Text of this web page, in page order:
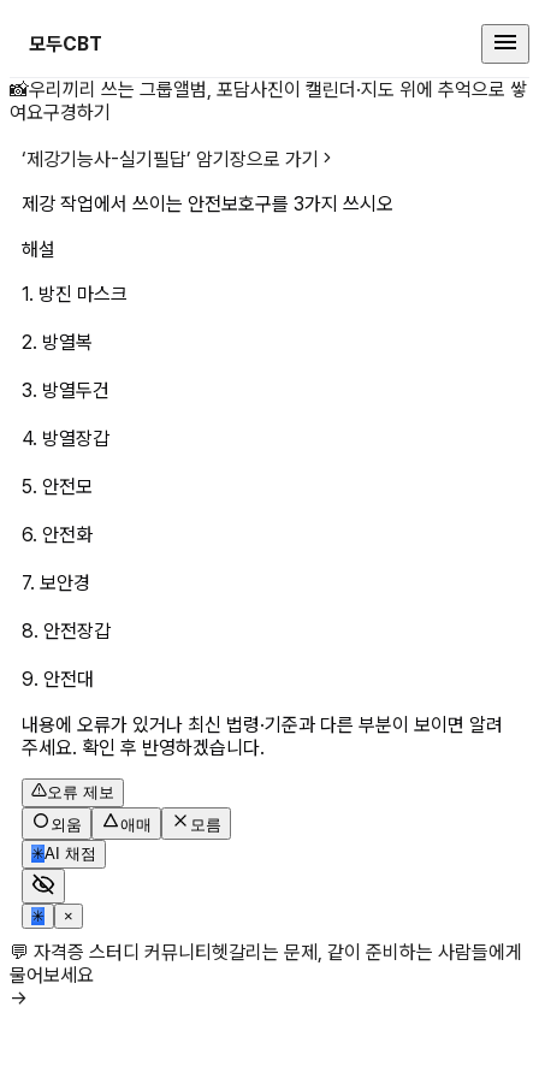
모두CBT
제강 작업에서 쓰이는 안전보호구
📸우리끼리 쓰는 그룹앨범, 포담사진이 캘린더·지도 위에 추억으로 쌓
여요구경하기
‘제강기능사-실기필답’ 암기장으로 가기
제강 작업에서 쓰이는 안전보호구를 3가지 쓰시오
해설
1. 방진 마스크
2. 방열복
3. 방열두건
4. 방열장갑
5. 안전모
6. 안전화
7. 보안경
8. 안전장갑
9. 안전대
내용에 오류가 있거나 최신 법령·기준과 다른 부분이 보이면 알려
주세요. 확인 후 반영하겠습니다.
오류 제보
외움
애매
모름
✳AI 채점
✳ ×
💬 자격증 스터디 커뮤니티헷갈리는 문제, 같이 준비하는 사람들에게
물어보세요
→